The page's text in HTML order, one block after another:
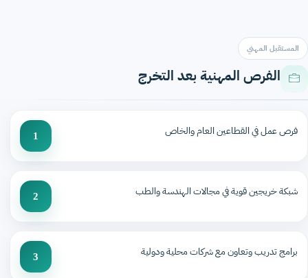
المستقبل المهني
الفرص المهنية بعد التخرج
فرص عمل في القطاعين العام والخاص 1
شبكة خريجين قوية في مجالات الهندسة والطب 2
برامج تدريب وتعاون مع شركات محلية ودولية 3